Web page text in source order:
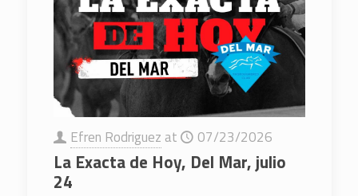
Efren Rodriguez at 07/23/2026
La Exacta de Hoy, Del Mar, julio
24